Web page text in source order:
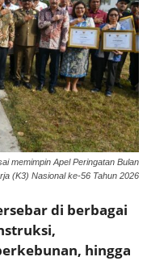
memimpin Apel Peringatan Bulan
(K3) Nasional ke-56 Tahun 2026
di berbagai
hingga